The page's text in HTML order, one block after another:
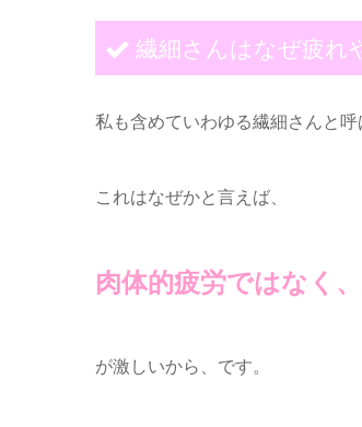
繊細さんはなぜ疲れ
私も含めていわゆる繊細さんと
これはなぜかと言えば、
肉体的疲労ではなく
が激しいから、です。